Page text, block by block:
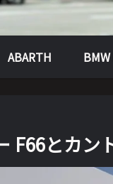
ABARTH
F66とカン